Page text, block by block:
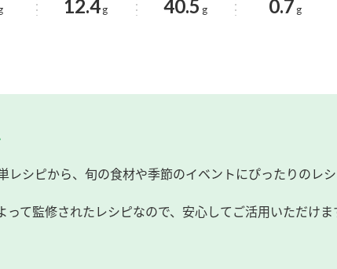
12.4g 40.5 g 0.7 g
レシピから、旬の食材や季節のイベントにぴったりのレ
て監修されたレシピなので、安心してご活用いただけま